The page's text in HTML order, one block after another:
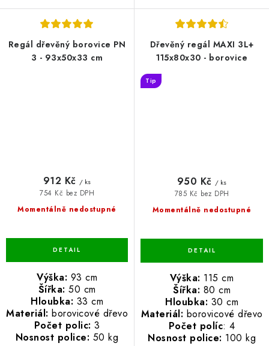
Regál dřevěný borovice PN
3 - 93x50x33 cm
Momentálně nedostupné
754 Kč bez DPH
912 Kč / ks
Výška: 93 cm
Šířka: 50 cm
Hloubka: 33 cm
Materiál: borovicové dřevo
Počet polic: 3
Nosnost police: 50 kg
Dřevěný regál MAXI 3L+
115x80x30 - borovice
Tip
Momentálně nedostupné
785 Kč bez DPH
950 Kč / ks
Výška: 115 cm
Šířka: 80 cm
Hloubka: 30 cm
Materiál: borovicové dřevo
Počet políc: 4
Nosnost police: 100 kg